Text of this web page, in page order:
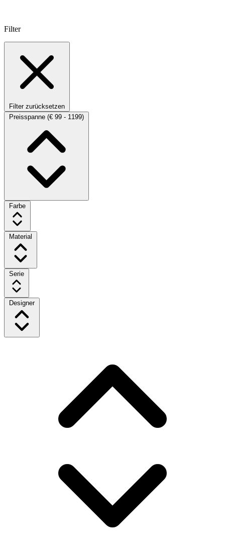
Filter
Filter zurücksetzen
Preisspanne (€ 99 - 1199)
Farbe
Material
Serie
Designer